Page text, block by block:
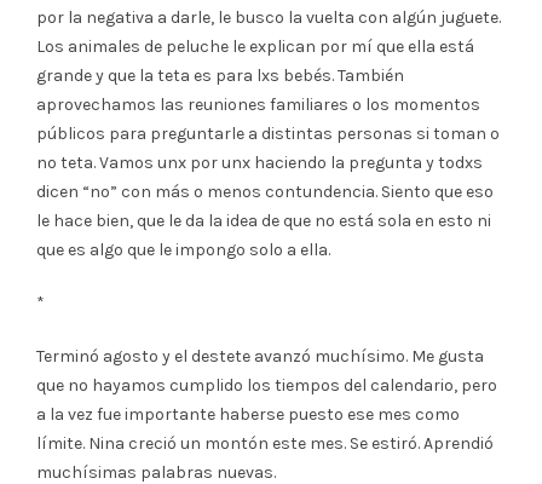
por la negativa a darle, le busco la vuelta con algún juguete.
Los animales de peluche le explican por mí que ella está
grande y que la teta es para lxs bebés. También
aprovechamos las reuniones familiares o los momentos
públicos para preguntarle a distintas personas si toman o
no teta. Vamos unx por unx haciendo la pregunta y todxs
dicen “no” con más o menos contundencia. Siento que eso
le hace bien, que le da la idea de que no está sola en esto ni
que es algo que le impongo solo a ella.
*
Terminó agosto y el destete avanzó muchísimo. Me gusta
que no hayamos cumplido los tiempos del calendario, pero
a la vez fue importante haberse puesto ese mes como
límite. Nina creció un montón este mes. Se estiró. Aprendió
muchísimas palabras nuevas.